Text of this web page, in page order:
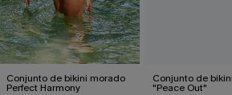
Conjunto de bikini morado
Perfect Harmony
Conjunto de
"Peace Out"